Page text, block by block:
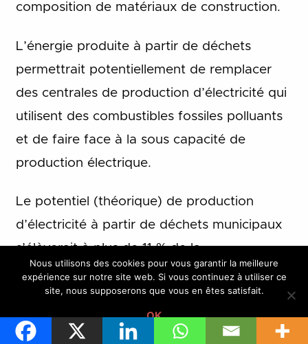
composition de matériaux de construction.
L’énergie produite à partir de déchets
permettrait potentiellement de remplacer
des centrales de production d’électricité qui
utilisent des combustibles fossiles polluants
et de faire face à la sous capacité de
production électrique.
Le potentiel (théorique) de production
d’électricité à partir de déchets municipaux
s’élèverait à plus de 11 % de la
consommation électrique de la région. Si la
totalité des déchets produits en Afrique
subsaharienne en 2012 avaient été incinérés,
Nous utilisons des cookies pour vous garantir la meilleure
expérience sur notre site web. Si vous continuez à utiliser ce
site, nous supposerons que vous en êtes satisfait.
OK